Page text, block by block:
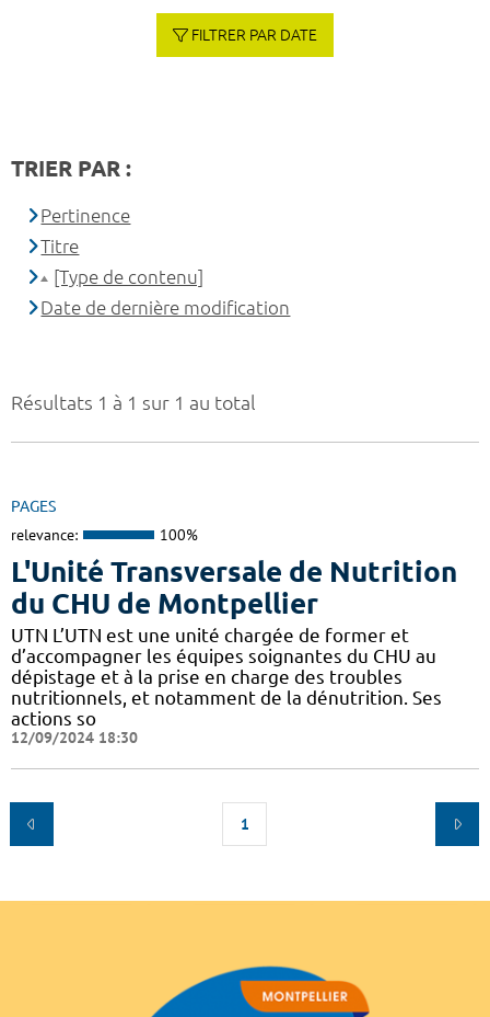
Résultats 1 à 1 sur 1 au total
PAGES
relevance: 100%
L'Unité Transversale de Nutrition
du CHU de Montpellier
UTN L’UTN est une unité chargée de former et
d’accompagner les équipes soignantes du CHU au
dépistage et à la prise en charge des troubles
nutritionnels, et notamment de la dénutrition. Ses
actions so
12/09/2024 18:30
1
FILTRER PAR DATE
TRIER PAR :
Pertinence
Titre
[Type de contenu]
Date de dernière modification